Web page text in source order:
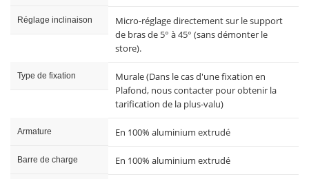
Réglage inclinaison
Micro-réglage directement sur le support
de bras de 5° à 45° (sans démonter le
store).
Type de fixation
Murale (Dans le cas d'une fixation en
Plafond, nous contacter pour obtenir la
tarification de la plus-valu)
Armature En 100% aluminium extrudé
Barre de charge En 100% aluminium extrudé